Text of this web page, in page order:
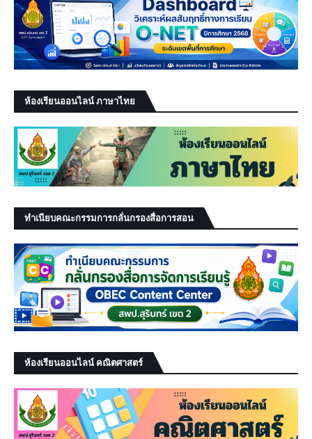
ห้องเรียนออนไลน์ ภาษาไทย
ทำเนียบคณะกรรมการกลั่นกรองสื่อการสอน
ห้องเรียนออนไลน์ คณิตศาสตร์